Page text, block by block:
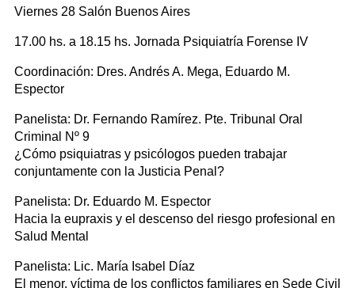
Viernes 28 Salón Buenos Aires
17.00 hs. a 18.15 hs. Jornada Psiquiatría Forense IV
Coordinación: Dres. Andrés A. Mega, Eduardo M.
Espector
Panelista: Dr. Fernando Ramírez. Pte. Tribunal Oral
Criminal Nº 9
¿Cómo psiquiatras y psicólogos pueden trabajar
conjuntamente con la Justicia Penal?
Panelista: Dr. Eduardo M. Espector
Hacia la eupraxis y el descenso del riesgo profesional en
Salud Mental
Panelista: Lic. María Isabel Díaz
El menor, víctima de los conflictos familiares en Sede Civil